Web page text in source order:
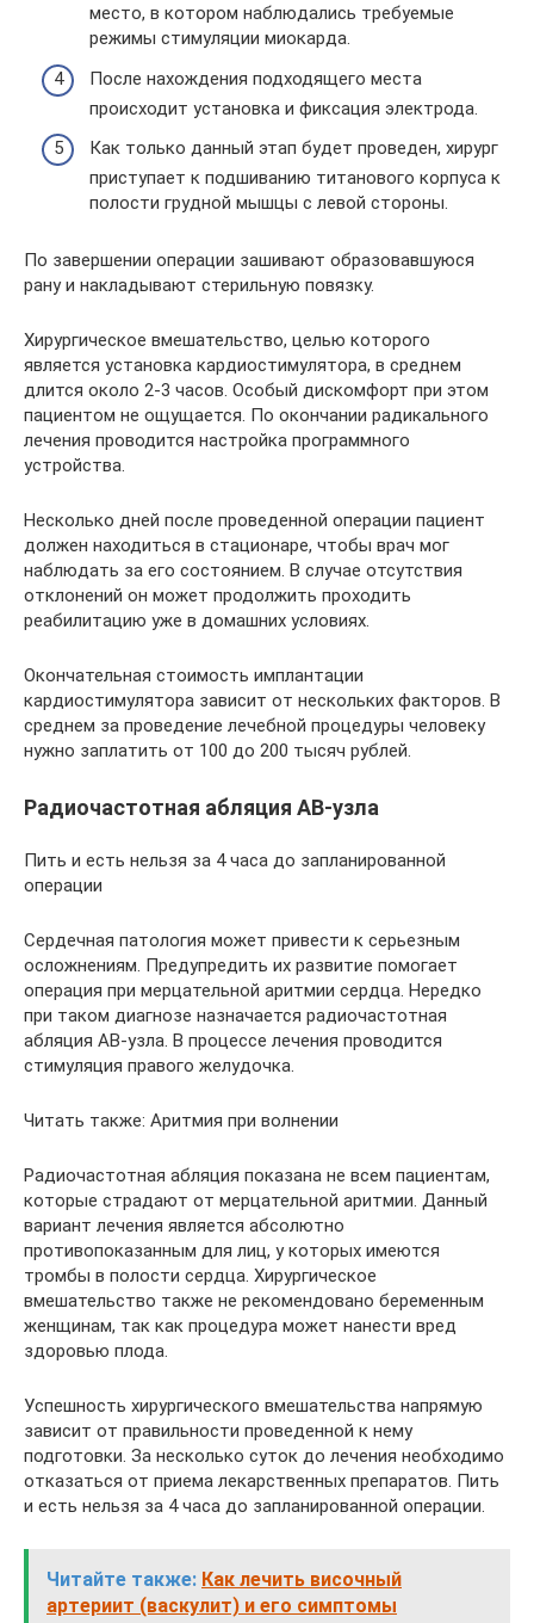
место, в котором наблюдались требуемые
режимы стимуляции миокарда.
После нахождения подходящего места
происходит установка и фиксация электрода.
Как только данный этап будет проведен, хирург
приступает к подшиванию титанового корпуса к
полости грудной мышцы с левой стороны.
По завершении операции зашивают образовавшуюся
рану и накладывают стерильную повязку.
Хирургическое вмешательство, целью которого
является установка кардиостимулятора, в среднем
длится около 2-3 часов. Особый дискомфорт при этом
пациентом не ощущается. По окончании радикального
лечения проводится настройка программного
устройства.
Несколько дней после проведенной операции пациент
должен находиться в стационаре, чтобы врач мог
наблюдать за его состоянием. В случае отсутствия
отклонений он может продолжить проходить
реабилитацию уже в домашних условиях.
Окончательная стоимость имплантации
кардиостимулятора зависит от нескольких факторов. В
среднем за проведение лечебной процедуры человеку
нужно заплатить от 100 до 200 тысяч рублей.
Радиочастотная абляция АВ-узла
Пить и есть нельзя за 4 часа до запланированной
операции
Сердечная патология может привести к серьезным
осложнениям. Предупредить их развитие помогает
операция при мерцательной аритмии сердца. Нередко
при таком диагнозе назначается радиочастотная
абляция АВ-узла. В процессе лечения проводится
стимуляция правого желудочка.
Читать также: Аритмия при волнении
Радиочастотная абляция показана не всем пациентам,
которые страдают от мерцательной аритмии. Данный
вариант лечения является абсолютно
противопоказанным для лиц, у которых имеются
тромбы в полости сердца. Хирургическое
вмешательство также не рекомендовано беременным
женщинам, так как процедура может нанести вред
здоровью плода.
Успешность хирургического вмешательства напрямую
зависит от правильности проведенной к нему
подготовки. За несколько суток до лечения необходимо
отказаться от приема лекарственных препаратов. Пить
и есть нельзя за 4 часа до запланированной операции.
Читайте также: Как лечить височный
артериит (васкулит) и его симптомы